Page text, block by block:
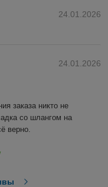
24.01.2026
24.01.2026
заказа никто не
со шлангом на
верно.